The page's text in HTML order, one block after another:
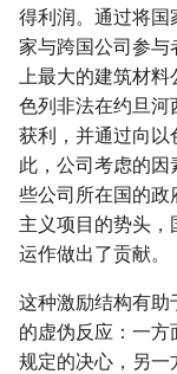
得利润。通过将国
家与跨国公司参与
上最大的建筑材料
色列非法在约旦河
获利，并通过向以
此，公司考虑的
些公司所在国的政
主义项目的势头
运作做出了贡献。
这种激励结构有助
的虚伪反应：一
规定的决心，另一